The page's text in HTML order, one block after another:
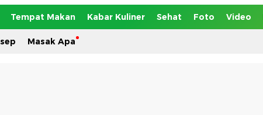
Tempat Makan Kabar Kuliner Sehat Foto Video
Masak Apa